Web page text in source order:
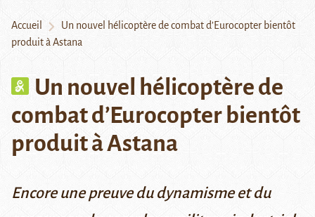
Accueil
Un nouvel hélicoptère de combat d’Eurocopter bientôt
produit à Astana
Un nouvel hélicoptère de
combat d’Eurocopter bientôt
produit à Astana
Encore une preuve du dynamisme et du